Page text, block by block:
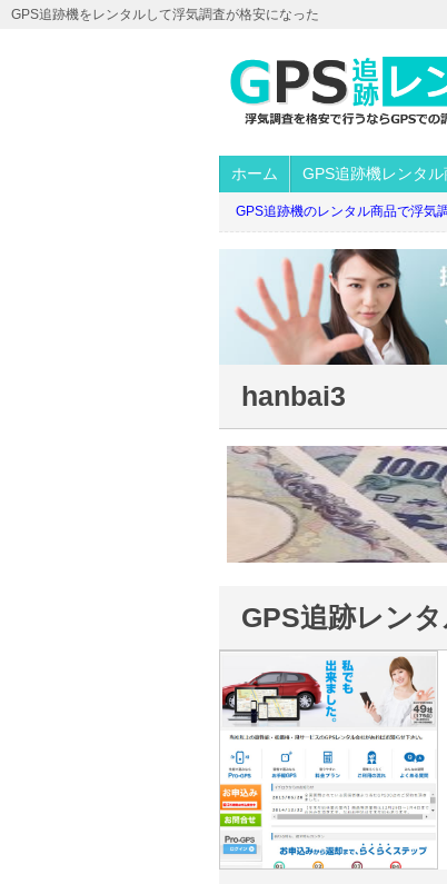
GPS追跡機をレンタルして浮気調査が格安になった
ホーム GPS追跡機レンタ
GPS追跡機のレンタル商品で浮気
hanbai3
GPS追跡レン